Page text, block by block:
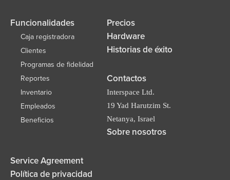
Funcionalidades
Caja registradora
Clientes
Programas de fidelidad
Reportes
Inventario
Empleados
Beneficios
Precios
Hardware
Historias de éxito
Contactos
Interspace Ltd.
19 Yad Harutzim St.
Netanya, Israel
Sobre nosotros
Service Agreement
Política de privacidad